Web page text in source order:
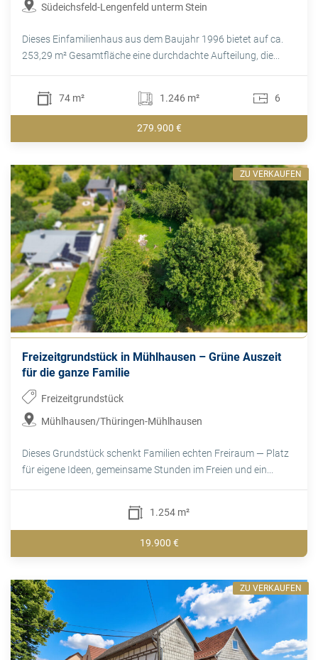
Südeichsfeld-Lengenfeld unterm Stein
Dieses Einfamilienhaus aus dem Baujahr 1996 bietet auf ca.
253,29 m² Gesamtfläche eine durchdachte Aufteilung, die...
74 m² 1.246 m² 6
279.900 €
Freizeitgrundstück in Mühlhausen – Grüne Auszeit
für die ganze Familie
Freizeitgrundstück
Mühlhausen/Thüringen-Mühlhausen
Dieses Grundstück schenkt Familien echten Freiraum — Platz
für eigene Ideen, gemeinsame Stunden im Freien und ein...
1.254 m²
19.900 €
ZU VERKAUFEN
ZU VERKAUFEN